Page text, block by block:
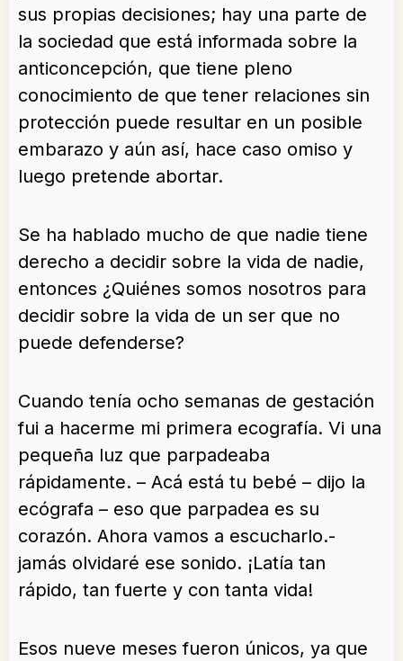
sus propias decisiones; hay una parte de
la sociedad que está informada sobre la
anticoncepción, que tiene pleno
conocimiento de que tener relaciones sin
protección puede resultar en un posible
embarazo y aún así, hace caso omiso y
luego pretende abortar.
Se ha hablado mucho de que nadie tiene
derecho a decidir sobre la vida de nadie,
entonces ¿Quiénes somos nosotros para
decidir sobre la vida de un ser que no
puede defenderse?
Cuando tenía ocho semanas de gestación
fui a hacerme mi primera ecografía. Vi una
pequeña luz que parpadeaba
rápidamente. – Acá está tu bebé – dijo la
ecógrafa – eso que parpadea es su
corazón. Ahora vamos a escucharlo.-
jamás olvidaré ese sonido. ¡Latía tan
rápido, tan fuerte y con tanta vida!
Esos nueve meses fueron únicos, ya que